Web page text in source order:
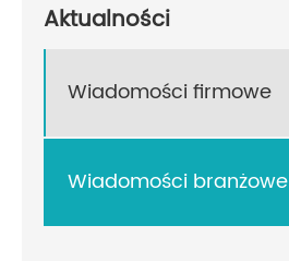
Aktualności
Wiadomości firmowe
Wiadomości branżowe